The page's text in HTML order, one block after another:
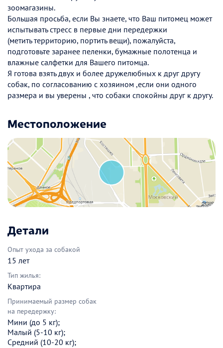
зоомагазины.
Большая просьба, если Вы знаете, что Ваш питомец может
испытывать стресс в первые дни передержки
(метить территорию, портить вещи), пожалуйста,
подготовьте заранее пеленки, бумажные полотенца и
влажные салфетки для Вашего питомца.
Я готова взять двух и более дружелюбных к друг другу
собак, по согласованию с хозяином ,если они одного
размера и вы уверены , что собаки спокойны друг к другу.
Местоположение
Детали
Опыт ухода за собакой
15 лет
Тип жилья:
Квартира
Принимаемый размер собак
на передержку:
Мини (до 5 кг);
Малый (5-10 кг);
Средний (10-20 кг);